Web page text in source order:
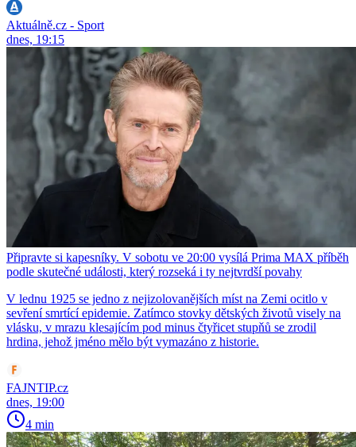
Aktuálně.cz - Sport
dnes, 19:15
Připravte si kapesníky. V sobotu ve 20:00 vysílá Prima MAX příběh
podle skutečné události, který rozseká i ty nejtvrdší povahy
V lednu 1925 se jedno z nejizolovanějších míst na Zemi ocitlo v
sevření smrtící epidemie. Zatímco stovky dětských životů visely na
vlásku, v mrazu klesajícím pod minus čtyřicet stupňů se zrodil
hrdina, jehož jméno mělo být vymazáno z historie.
FAJNTIP.cz
dnes, 19:00
4 min